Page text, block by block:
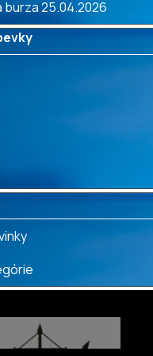
burza 25.04.2026
príspevky